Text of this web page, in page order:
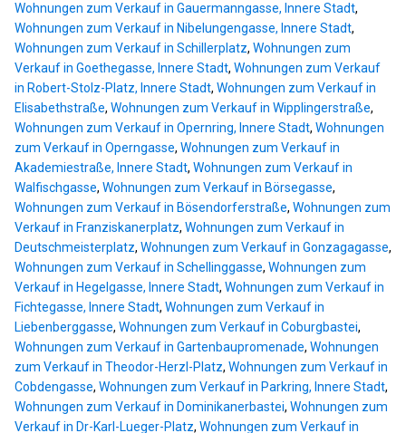
Wohnungen zum Verkauf in Gauermanngasse, Innere Stadt,
Wohnungen zum Verkauf in Nibelungengasse, Innere Stadt,
Wohnungen zum Verkauf in Schillerplatz, Wohnungen zum
Verkauf in Goethegasse, Innere Stadt, Wohnungen zum Verkauf
in Robert-Stolz-Platz, Innere Stadt, Wohnungen zum Verkauf in
Elisabethstraße, Wohnungen zum Verkauf in Wipplingerstraße,
Wohnungen zum Verkauf in Opernring, Innere Stadt, Wohnungen
zum Verkauf in Operngasse, Wohnungen zum Verkauf in
Akademiestraße, Innere Stadt, Wohnungen zum Verkauf in
Walfischgasse, Wohnungen zum Verkauf in Börsegasse,
Wohnungen zum Verkauf in Bösendorferstraße, Wohnungen zum
Verkauf in Franziskanerplatz, Wohnungen zum Verkauf in
Deutschmeisterplatz, Wohnungen zum Verkauf in Gonzagagasse,
Wohnungen zum Verkauf in Schellinggasse, Wohnungen zum
Verkauf in Hegelgasse, Innere Stadt, Wohnungen zum Verkauf in
Fichtegasse, Innere Stadt, Wohnungen zum Verkauf in
Liebenberggasse, Wohnungen zum Verkauf in Coburgbastei,
Wohnungen zum Verkauf in Gartenbaupromenade, Wohnungen
zum Verkauf in Theodor-Herzl-Platz, Wohnungen zum Verkauf in
Cobdengasse, Wohnungen zum Verkauf in Parkring, Innere Stadt,
Wohnungen zum Verkauf in Dominikanerbastei, Wohnungen zum
Verkauf in Dr-Karl-Lueger-Platz, Wohnungen zum Verkauf in